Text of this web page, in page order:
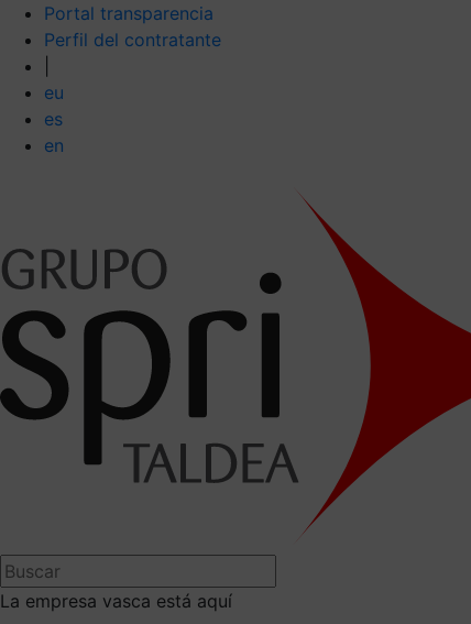
Portal transparencia
Perfil del contratante
eu
es
en
La empresa vasca está aquí